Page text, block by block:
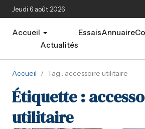
Aller au contenu principal
Jeudi 6 août 2026
Accueil
Actualités
EssaisAnnuaire
Accueil / Tag : accessoire utilitaire
Étiquette :
utilitaire